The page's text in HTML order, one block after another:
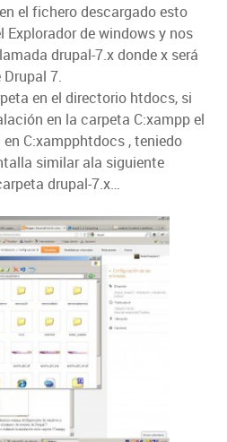
el fichero descargado esto
Explorador de windows y nos
drupal-7.x donde x será
7.
en el directorio htdocs, si
en la carpeta C:xampp el
C:xampphtdocs , teniedo
similar ala siguiente
drupal-7.x…